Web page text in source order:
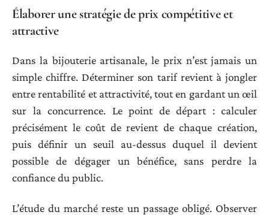
Élaborer une stratégie de prix compétitive et
attractive
Dans la bijouterie artisanale, le prix n’est jamais un
simple chiffre. Déterminer son tarif revient à jongler
entre rentabilité et attractivité, tout en gardant un œil
sur la concurrence. Le point de départ : calculer
précisément le coût de revient de chaque création,
puis définir un seuil au-dessus duquel il devient
possible de dégager un bénéfice, sans perdre la
confiance du public.
L’étude du marché reste un passage obligé. Observer